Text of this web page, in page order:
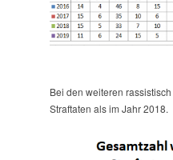
Bei den weiteren
Straftaten als im Jahr 2018.